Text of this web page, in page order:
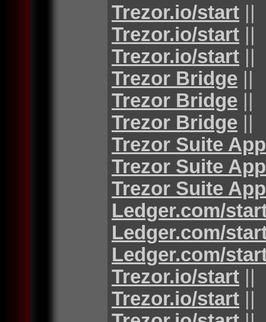
Trezor.io/start ||
Trezor.io/start ||
Trezor.io/start ||
Trezor Bridge ||
Trezor Bridge ||
Trezor Bridge ||
Trezor Suite App
Trezor Suite App
Trezor Suite App
Ledger.com/
Ledger.com/
Ledger.com/
Trezor.io/start ||
Trezor.io/start ||